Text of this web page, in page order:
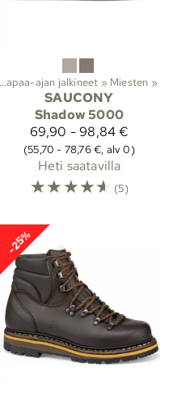
Vapaa-ajan jalkineet ‪» Miesten ‪»
SAUCONY
Shadow 5000
69,90 - 98,84 €
(55,70 - 78,76 €, alv 0)
Heti saatavilla
☆☆☆☆☆ (5)
-25%